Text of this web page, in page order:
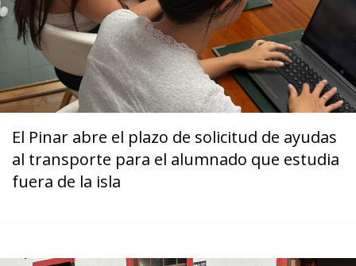
El Pinar abre el plazo de solicitud de ayudas
al transporte para el alumnado que estudia
fuera de la isla